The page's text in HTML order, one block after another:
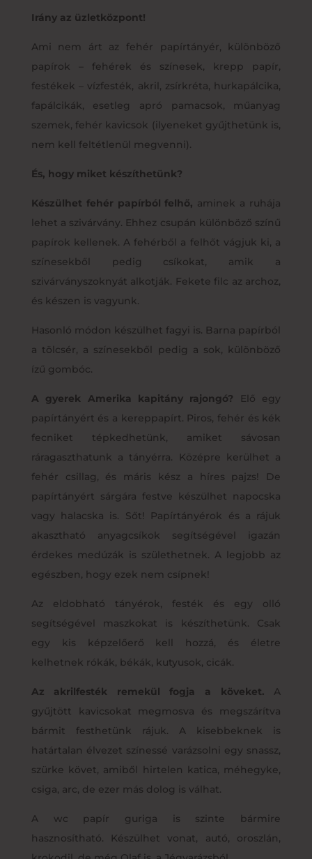
Irány az üzletközpont!
Ami nem árt az fehér papírtányér, különböző
papírok – fehérek és színesek, krepp papír,
festékek – vízfesték, akril, zsírkréta, hurkapálcika,
fapálcikák, esetleg apró pamacsok, műanyag
szemek, fehér kavicsok (ilyeneket gyűjthetünk is,
nem kell feltétlenül megvenni).
És, hogy miket készíthetünk?
Készülhet fehér papírból felhő, aminek a ruhája
lehet a szivárvány. Ehhez csupán különböző színű
papírok kellenek. A fehérből a felhőt vágjuk ki, a
színesekből pedig csíkokat, amik a
szivárványszoknyát alkotják. Fekete filc az archoz,
és készen is vagyunk.
Hasonló módon készülhet fagyi is. Barna papírból
a tölcsér, a színesekből pedig a sok, különböző
ízű gombóc.
A gyerek Amerika kapitány rajongó? Elő egy
papírtányért és a kereppapírt. Piros, fehér és kék
fecniket tépkedhetünk, amiket sávosan
ráragaszthatunk a tányérra. Középre kerülhet a
fehér csillag, és máris kész a híres pajzs! De
papírtányért sárgára festve készülhet napocska
vagy halacska is. Sőt! Papírtányérok és a rájuk
akasztható anyagcsíkok segítségével igazán
érdekes medúzák is születhetnek. A legjobb az
egészben, hogy ezek nem csípnek!
Az eldobható tányérok, festék és egy olló
segítségével maszkokat is készíthetünk. Csak
egy kis képzelőerő kell hozzá, és életre
kelhetnek rókák, békák, kutyusok, cicák.
Az akrilfesték remekül fogja a köveket.A
gyűjtött kavicsokat megmosva és megszárítva
bármit festhetünk rájuk. A kisebbeknek is
határtalan élvezet színessé varázsolni egy snassz,
szürke követ, amiből hirtelen katica, méhegyke,
csiga, arc, de ezer más dolog is válhat.
A wc papír guriga is szinte bármire
hasznosítható. Készülhet vonat, autó, oroszlán,